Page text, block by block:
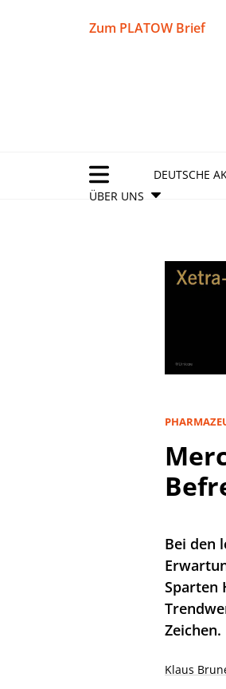
Zum PLATOW Brief
DEUTSCHE
ÜBER UNS
Bei den
Sparten
Zeichen.
Klaus